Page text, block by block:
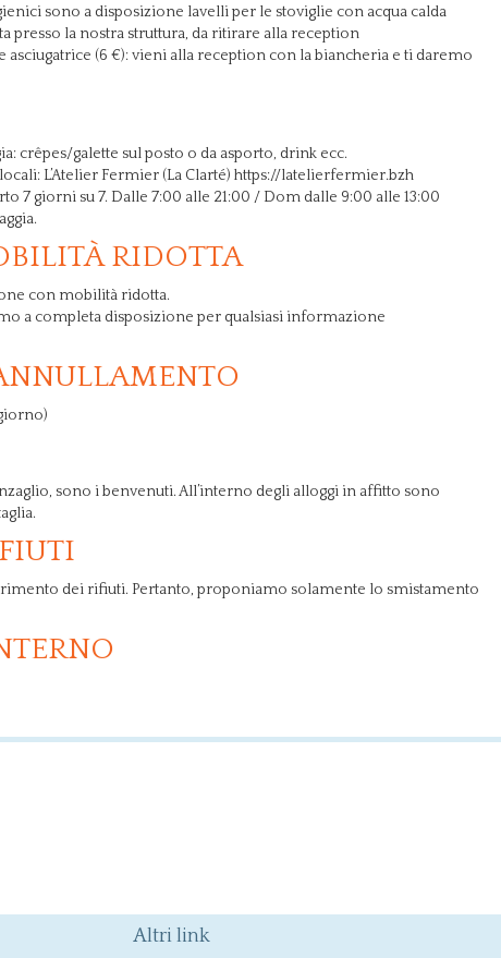
sono a disposizione lavelli per le stoviglie con acqua calda
presso la nostra struttura, da ritirare alla reception
asciugatrice (6 €): vieni alla reception con la biancheria e ti daremo
crêpes/galette sul posto o da asporto, drink ecc.
L’Atelier Fermier (La Clarté) https://latelierfermier.bzh
7 giorni su 7. Dalle 7:00 alle 21:00 / Dom dalle 9:00 alle 13:00
RIDOTTA
con mobilità ridotta.
a completa disposizione per qualsiasi informazione
sono i benvenuti. All’interno degli alloggi in affitto sono
dei rifiuti. Pertanto, proponiamo solamente lo smistamento
Altri link